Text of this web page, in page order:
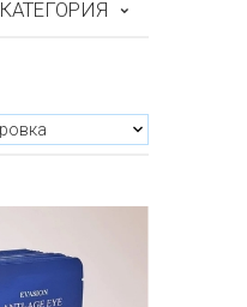
КАТЕГОРИЯ